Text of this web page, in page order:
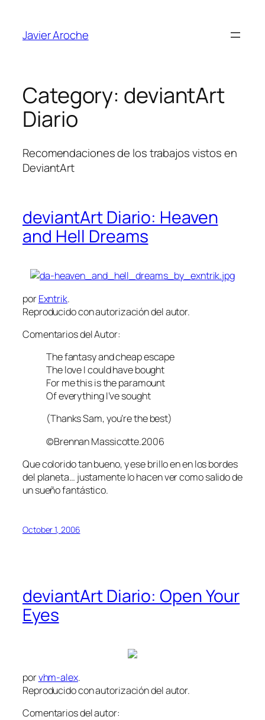
content
Javier Aroche
Category: deviantArt
Diario
Recomendaciones de los trabajos vistos en
DeviantArt
deviantArt Diario: Heaven
and Hell Dreams
porExntrik.
Reproducido con autorización del autor.
Comentarios del Autor:
The fantasy and cheap escape
The love I could have bought
For me this is the paramount
Of everything I’ve sought
(Thanks Sam, you’re the best)
©Brennan Massicotte.2006
Que colorido tan bueno, y ese brillo en en los bordes
del planeta… justamente lo hacen ver como salido de
un sueño fantástico.
October 1, 2006
deviantArt Diario: Open Your
Eyes
porvhm-alex.
Reproducido con autorización del autor.
Comentarios del autor: